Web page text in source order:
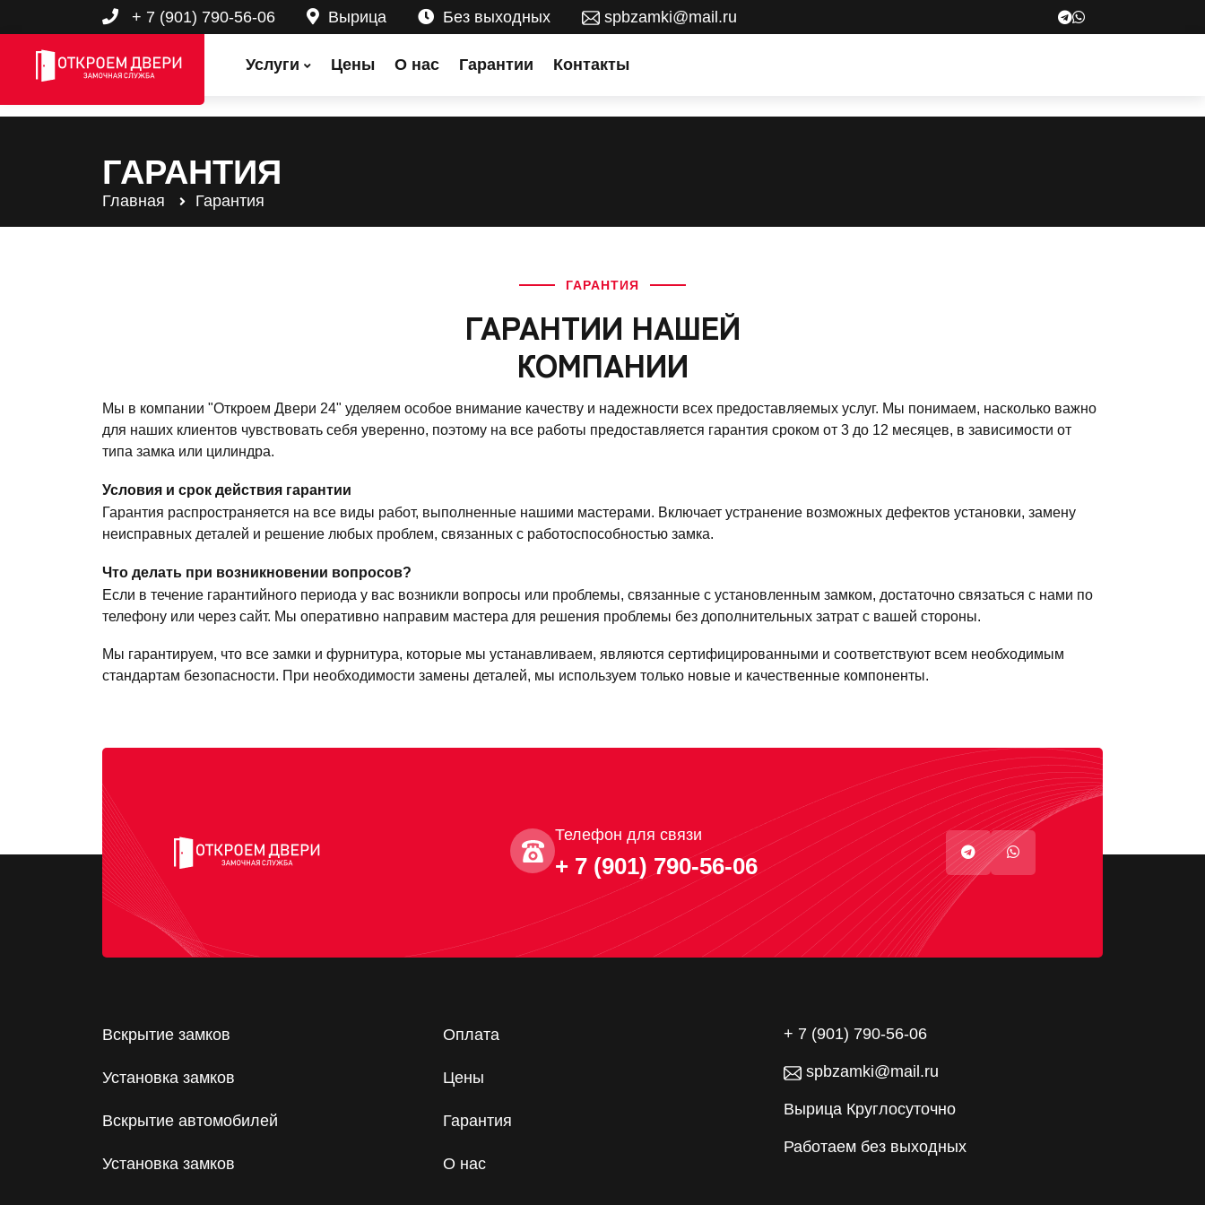
+ 7 (901) 790-56-06 Вырица Без выходных spbzamki@mail.ru
Услуги Цены О нас Гарантии Контакты
ГАРАНТИЯ
Главная Гарантия
ГАРАНТИЯ
ГАРАНТИИ НАШЕЙ
КОМПАНИИ
Мы в компании "Откроем Двери 24" уделяем особое внимание качеству и надежности всех предоставляемых услуг. Мы понимаем, насколько важно
для наших клиентов чувствовать себя уверенно, поэтому на все работы предоставляется гарантия сроком от 3 до 12 месяцев, в зависимости от
типа замка или цилиндра.
Условия и срок действия гарантии
Гарантия распространяется на все виды работ, выполненные нашими мастерами. Включает устранение возможных дефектов установки, замену
неисправных деталей и решение любых проблем, связанных с работоспособностью замка.
Что делать при возникновении вопросов?
Если в течение гарантийного периода у вас возникли вопросы или проблемы, связанные с установленным замком, достаточно связаться с нами по
телефону или через сайт. Мы оперативно направим мастера для решения проблемы без дополнительных затрат с вашей стороны.
Мы гарантируем, что все замки и фурнитура, которые мы устанавливаем, являются сертифицированными и соответствуют всем необходимым
стандартам безопасности. При необходимости замены деталей, мы используем только новые и качественные компоненты.
Телефон для связи
+ 7 (901) 790-56-06
Вскрытие замков
Установка замков
Вскрытие автомобилей
Установка замков
Оплата
Цены
Гарантия
О нас
+ 7 (901) 790-56-06
spbzamki@mail.ru
Вырица Круглосуточно
Работаем без выходных